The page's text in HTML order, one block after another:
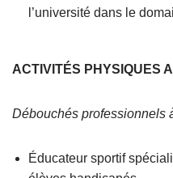
l’université dans le
ACTIVITÉS PHYSIQUES
Débouchés professionnels
Éducateur sportif